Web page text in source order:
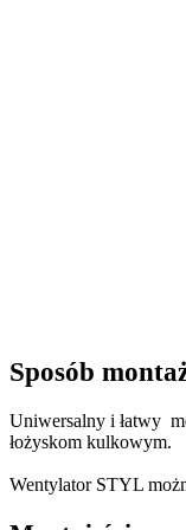
Sposób
Uniwersalny i łatwy
łożyskom kulkowym.
Wentylator STYL